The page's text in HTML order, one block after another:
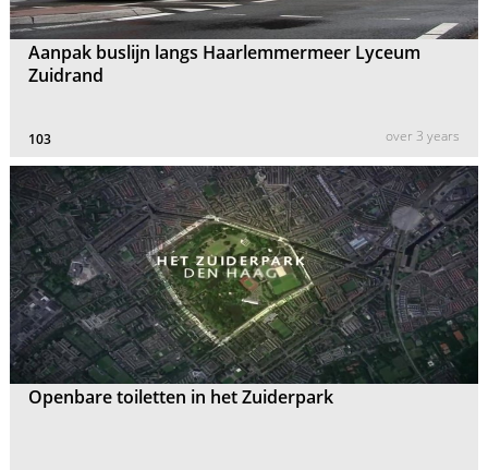
Aanpak buslijn langs Haarlemmermeer Lyceum
Zuidrand
103 over 3 years
Openbare toiletten in het Zuiderpark